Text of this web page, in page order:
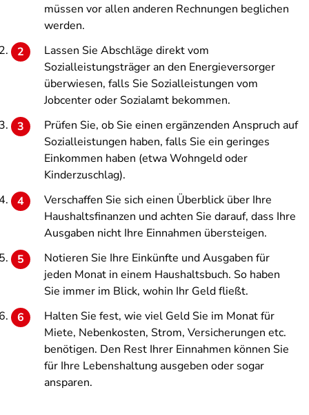
müssen vor allen anderen Rechnungen beglichen
werden.
Lassen Sie Abschläge direkt vom
Sozialleistungsträger an den Energieversorger
überwiesen, falls Sie Sozialleistungen vom
Jobcenter oder Sozialamt bekommen.
Prüfen Sie, ob Sie einen ergänzenden Anspruch auf
Sozialleistungen haben, falls Sie ein geringes
Einkommen haben (etwa Wohngeld oder
Kinderzuschlag).
Verschaffen Sie sich einen Überblick über Ihre
Haushaltsfinanzen und achten Sie darauf, dass Ihre
Ausgaben nicht Ihre Einnahmen übersteigen.
Notieren Sie Ihre Einkünfte und Ausgaben für
jeden Monat in einem Haushaltsbuch. So haben
Sie immer im Blick, wohin Ihr Geld fließt.
Halten Sie fest, wie viel Geld Sie im Monat für
Miete, Nebenkosten, Strom, Versicherungen etc.
benötigen. Den Rest Ihrer Einnahmen können Sie
für Ihre Lebenshaltung ausgeben oder sogar
ansparen.